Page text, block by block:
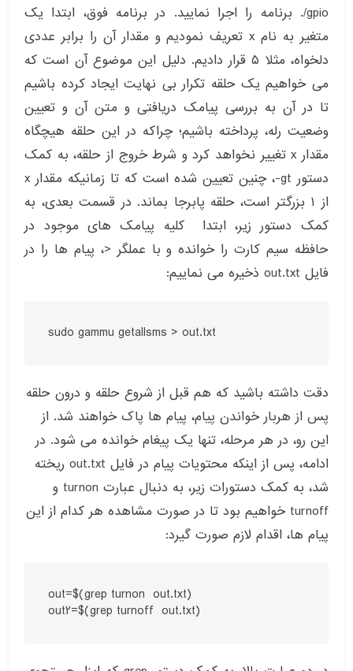
gpio/. برنامه را اجرا نمایید. در برنامه فوق، ابتدا یک
متغیر به نام x تعریف نمودیم و مقدار آن را برابر عددی
دلخواه، مثلا ۵ قرار دادیم. دلیل این موضوع آن است که
می خواهیم یک حلقه تکرار بی نهایت ایجاد کرده باشیم
تا در آن به بررسی پیامک دریافتی و متن آن و تعیین
وضعیت رله، پرداخته باشیم؛ چراکه در این حلقه هیچگاه
مقدار x تغییر نخواهد کرد و شرط خروج از حلقه، به کمک
دستور gt-، چنین تعیین شده است که تا زمانیکه مقدار x
از ۱ بزرگتر است، حلقه پابرجا بماند. در قسمت بعدی، به
کمک دستور زیر، ابتدا کلیه پیامک های موجود در
حافظه سیم کارت را خوانده و با عملگر <، پیام ها را در
فایل out.txt ذخیره می نماییم:
sudo gammu getallsms > out.txt
دقت داشته باشید که هم قبل از شروع حلقه و درون حلقه
پس از هربار خواندن پیام، پیام ها پاک خواهند شد. از
این رو، در هر مرحله، تنها یک پیغام خوانده می شود. در
ادامه، پس از اینکه محتویات پیام در فایل out.txt ریخته
شد، به کمک دستورات زیر، به دنبال عبارت turnon و
turnoff خواهیم بود تا در صورت مشاهده هر کدام از این
پیام ها، اقدام لازم صورت گیرد:
out=$(grep turnon  out.txt)
out2=$(grep turnoff  out.txt)